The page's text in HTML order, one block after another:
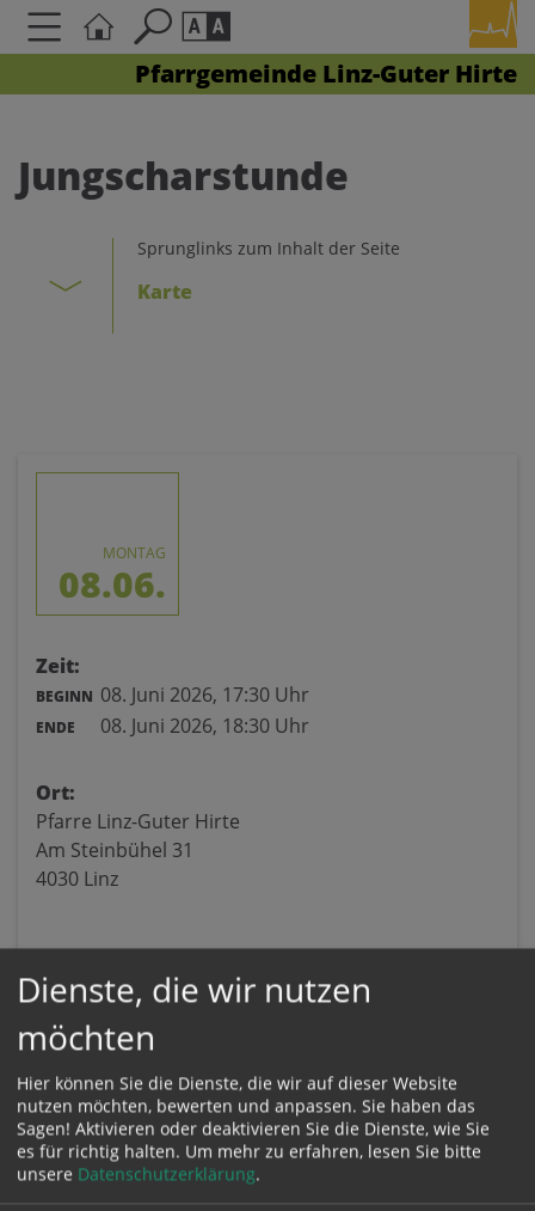
Pfarrgemeinde Linz-Guter Hirte
AA
Kontrasteinstellungen
Jungscharstunde
Sprunglinks zum Inhalt der Seite
Karte
MONTAG
08.06.
Zeit:
BEGINN 08. Juni 2026, 17:30 Uhr
ENDE 08. Juni 2026, 18:30 Uhr
Ort:
Pfarre Linz-Guter Hirte
Am Steinbühel 31
4030 Linz
Karte:
Dienste, die wir nutzen
möchten
Hier können Sie die Dienste, die wir auf dieser Website
nutzen möchten, bewerten und anpassen. Sie haben das
Sagen! Aktivieren oder deaktivieren Sie die Dienste, wie Sie
es für richtig halten. Um mehr zu erfahren, lesen Sie bitte
unsere Datenschutzerklärung.